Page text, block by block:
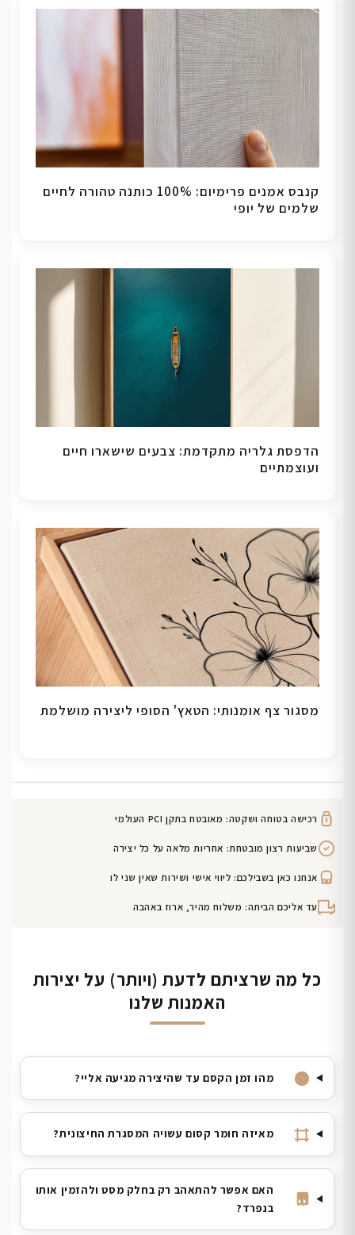
קנבס אמנים פרימיום: 100% כותנה טהורה לחיים
שלמים של יופי
הדפסת גלריה מתקדמת: צבעים שישארו חיים
ועוצמתיים
מסגור צף אומנותי: הטאץ' הסופי ליצירה מושלמת
רכישה בטוחה ושקטה: מאובטח בתקן PCI העולמי
שביעות רצון מובטחת: אחריות מלאה על כל יצירה
אנחנו כאן בשבילכם: ליווי אישי ושירות שאין שני לו
עד אליכם הביתה: משלוח מהיר, ארוז באהבה
כל מה שרציתם לדעת (ויותר) על יצירות
האמנות שלנו
מהו זמן הקסם עד שהיצירה מגיעה אליי?
מאיזה חומר קסום עשויה המסגרת החיצונית?
האם אפשר להתאהב רק בחלק מסט ולהזמין אותו
בנפרד?